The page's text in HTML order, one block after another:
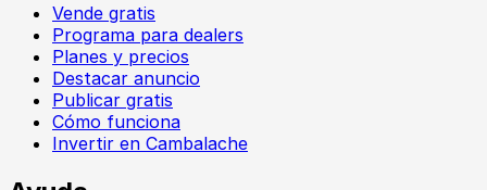
Vende gratis
Programa para dealers
Planes y precios
Destacar anuncio
Publicar gratis
Cómo funciona
Invertir en Cambalache